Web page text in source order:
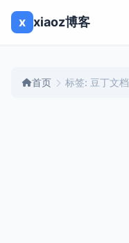
x xiaoz博客
首页 标签: 豆丁文档